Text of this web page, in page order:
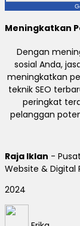
Meningkatkan
Dengan
sosial Anda,
meningkatkan
teknik SEO
peringkat
pelanggan
Raja Iklan -
Website & Digital
2024